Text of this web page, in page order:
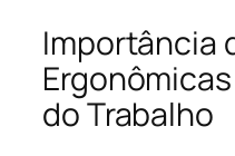
Importância
do Trabalho